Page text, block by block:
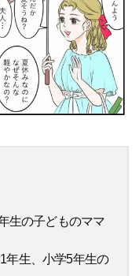
生の子どものママ
年生、小学5年生の